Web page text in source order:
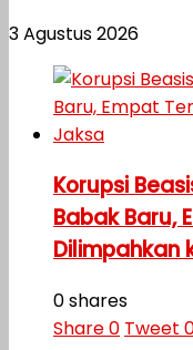
3 Agustus 2026
Korupsi
Babak Baru,
Dilimpahkan
0 shares
Share0 Tweet